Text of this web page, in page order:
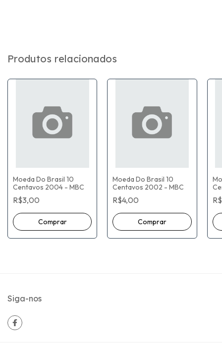
Produtos relacionados
Moeda Do Brasil 10
Centavos 2004 - MBC
R$3,00
Moeda Do Brasil 10
Centavos 2002 - MBC
R$4,00
Siga-nos